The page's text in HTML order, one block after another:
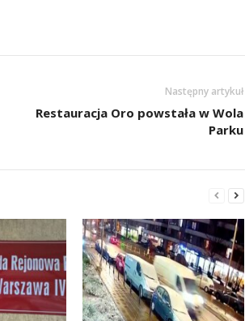
Następny artykuł
Restauracja Oro powstała w Wola
Parku